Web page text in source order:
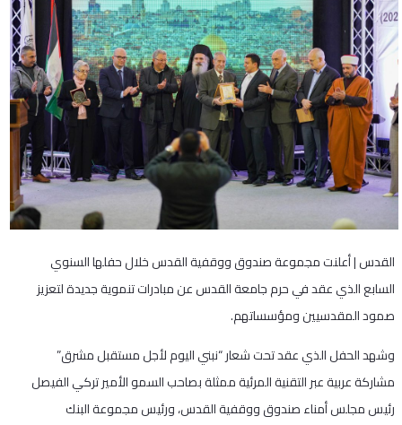
القدس | أعلنت مجموعة صندوق ووقفية القدس خلال حفلها السنوي
السابع الذي عقد في حرم جامعة القدس عن مبادرات تنموية جديدة لتعزيز
صمود المقدسيين ومؤسساتهم.
وشهد الحفل الذي عقد تحت شعار “نبني اليوم لأجل مستقبل مشرق”
مشاركة عربية عبر التقنية المرئية ممثلة بصاحب السمو الأمير تركي الفيصل
رئيس مجلس أمناء صندوق ووقفية القدس، ورئيس مجموعة البنك